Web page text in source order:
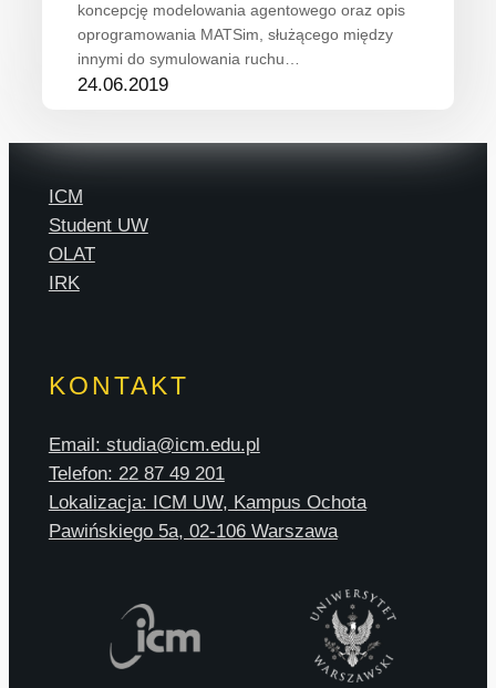
koncepcję modelowania agentowego oraz opis
oprogramowania MATSim, służącego między
innymi do symulowania ruchu…
24.06.2019
ICM
Student UW
OLAT
IRK
KONTAKT
Email: studia@icm.edu.pl
Telefon: 22 87 49 201
Lokalizacja: ICM UW, Kampus Ochota
Pawińskiego 5a, 02-106 Warszawa